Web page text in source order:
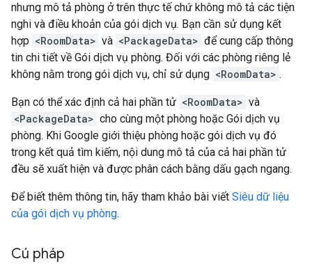
nhưng mô tả phòng ở trên thực tế chứ không mô tả các tiện
nghi và điều khoản của gói dịch vụ. Bạn cần sử dụng kết
hợp <RoomData> và <PackageData> để cung cấp thông
tin chi tiết về Gói dịch vụ phòng. Đối với các phòng riêng lẻ
không nằm trong gói dịch vụ, chỉ sử dụng <RoomData> .
Bạn có thể xác định cả hai phần tử <RoomData> và
<PackageData> cho cùng một phòng hoặc Gói dịch vụ
phòng. Khi Google giới thiệu phòng hoặc gói dịch vụ đó
trong kết quả tìm kiếm, nội dung mô tả của cả hai phần tử
đều sẽ xuất hiện và được phân cách bằng dấu gạch ngang.
Để biết thêm thông tin, hãy tham khảo bài viết Siêu dữ liệu
của gói dịch vụ phòng.
Cú pháp